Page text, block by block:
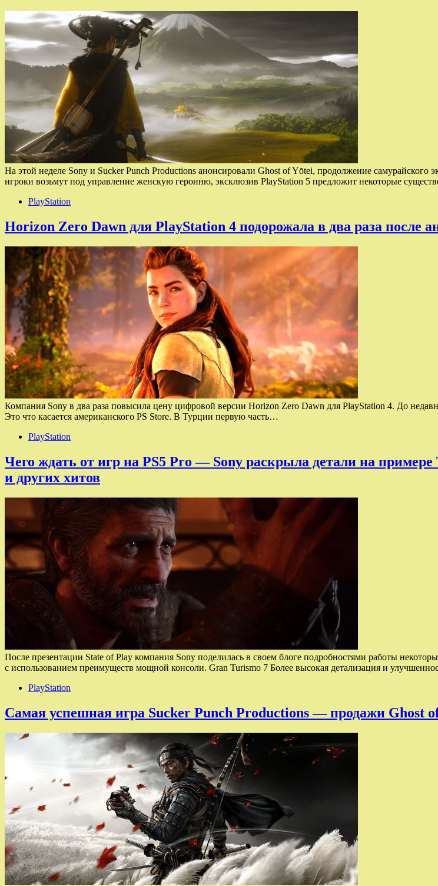
На этой неделе Sony и Sucker Punch Productions анонсировали Ghost of Yōtei, продолжение самурайского
игроки возьмут под управление женскую героиню, эксклюзив PlayStation 5 предложит некоторые
PlayStation
Horizon Zero Dawn для PlayStation 4 подорожала в два раза после
Компания Sony в два раза повысила цену цифровой версии Horizon Zero Dawn для PlayStation 4. До
Это что касается американского PS Store. В Турции первую часть…
PlayStation
Чего ждать от игр на PS5 Pro — Sony раскрыла детали на
и других хитов
После презентации State of Play компания Sony поделилась в своем блоге подробностями работы
с использованием преимуществ мощной консоли. Gran Turismo 7 Более высокая детализация и
PlayStation
Самая успешная игра Sucker Punch Productions — продажи Ghost